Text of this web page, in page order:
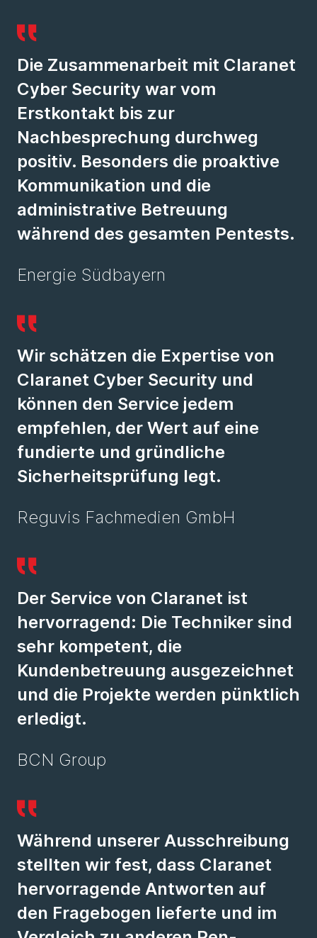
Die Zusammenarbeit mit Claranet
Cyber Security war vom
Erstkontakt bis zur
Nachbesprechung durchweg
positiv. Besonders die proaktive
Kommunikation und die
administrative Betreuung
während des gesamten Pentests.
Energie Südbayern
Wir schätzen die Expertise von
Claranet Cyber Security und
können den Service jedem
empfehlen, der Wert auf eine
fundierte und gründliche
Sicherheitsprüfung legt.
Reguvis Fachmedien GmbH
Der Service von Claranet ist
hervorragend: Die Techniker sind
sehr kompetent, die
Kundenbetreuung ausgezeichnet
und die Projekte werden pünktlich
erledigt.
BCN Group
Während unserer Ausschreibung
stellten wir fest, dass Claranet
hervorragende Antworten auf
den Fragebogen lieferte und im